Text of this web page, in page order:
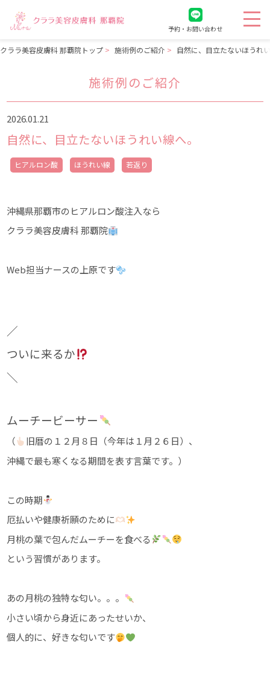
予約・お問い合わせ
クララ美容皮膚科 那覇院トップ 施術例のご紹介 自然に、目立たないほうれ
施術例のご紹介
2026.01.21
自然に、目立たないほうれい線へ。
ヒアルロン酸 ほうれい線 若返り
沖縄県那覇市のヒアルロン酸注入なら
クララ美容皮膚科 那覇院
Web担当ナースの上原です
／
ついに来るか
＼
ムーチービーサー
（
旧暦の１２月８日（今年は１月２６日）、
沖縄で最も寒くなる期間を表す言葉です。）
この時期
厄払いや健康祈願のために
月桃の葉で包んだムーチーを食べる
という習慣があります。
あの月桃の独特な匂い。。。
小さい頃から身近にあったせいか、
個人的に、好きな匂いです